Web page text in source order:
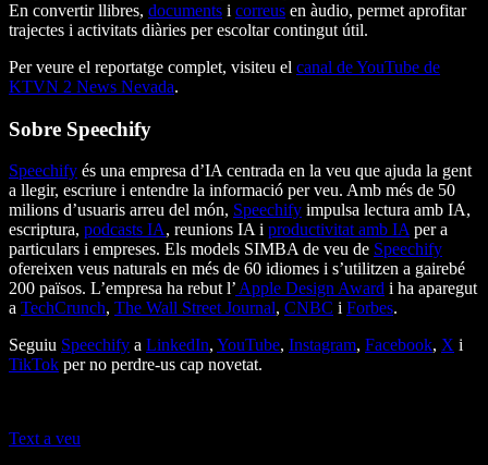
En convertir llibres, documents i correus en àudio, permet aprofitar
trajectes i activitats diàries per escoltar contingut útil.
Per veure el reportatge complet, visiteu el canal de YouTube de
KTVN 2 News Nevada.
Sobre Speechify
Speechify és una empresa d’IA centrada en la veu que ajuda la gent
a llegir, escriure i entendre la informació per veu. Amb més de 50
milions d’usuaris arreu del món, Speechify impulsa lectura amb IA,
escriptura, podcasts IA, reunions IA i productivitat amb IA per a
particulars i empreses. Els models SIMBA de veu de Speechify
ofereixen veus naturals en més de 60 idiomes i s’utilitzen a gairebé
200 països. L’empresa ha rebut l’ Apple Design Award i ha aparegut
a TechCrunch, The Wall Street Journal, CNBC i Forbes.
Seguiu Speechify a LinkedIn, YouTube, Instagram, Facebook, X i
TikTok per no perdre-us cap novetat.
Text a veu